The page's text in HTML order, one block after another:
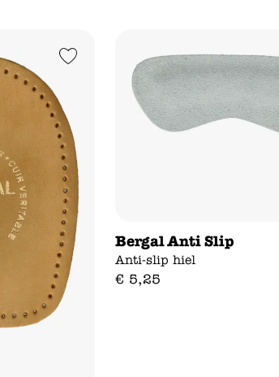
Add to Wishlist
Bergal Anti Slip
Anti-slip hiel
€ 5,25